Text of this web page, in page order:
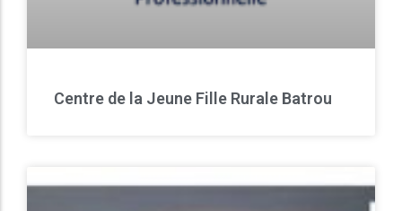
Centre de la Jeune Fille Rurale Batrou